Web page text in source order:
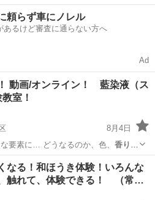
山菜
頼らず車にノレル
あるけど審査に通らない方へ
Ad
動画/オンライン！ 藍染液（ス
室！
8月4日
要素に… どうなるのか、色、 香り 、
なる！和ほうき体験！いろんな
触れて、体験できる！ （常…